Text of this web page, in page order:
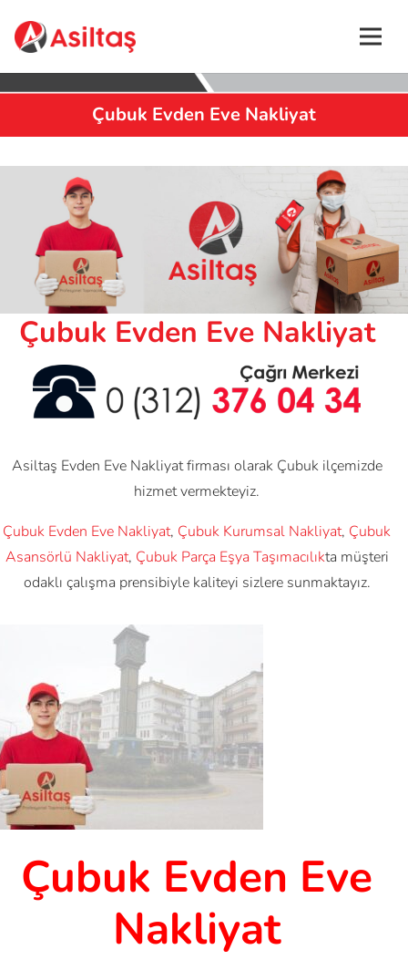
Çubuk Evden Eve Nakliyat
Çubuk Evden Eve Nakliyat
Asiltaş Evden Eve Nakliyat firması olarak Çubuk ilçemizde
hizmet vermekteyiz.
Çubuk Evden Eve Nakliyat, Çubuk Kurumsal Nakliyat, Çubuk
Asansörlü Nakliyat, Çubuk Parça Eşya Taşımacılıkta müşteri
odaklı çalışma prensibiyle kaliteyi sizlere sunmaktayız.
Çubuk Evden Eve
Nakliyat